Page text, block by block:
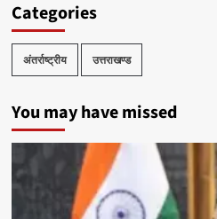
Categories
अंतर्राष्ट्रीय उत्तराखण्ड
You may have missed